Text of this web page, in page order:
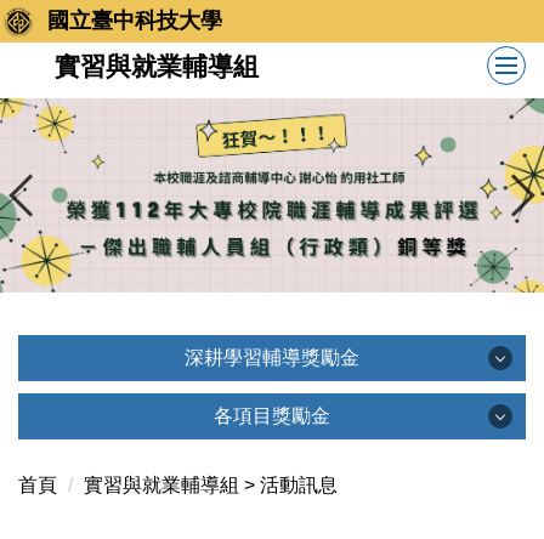
跳
到
要
區
國立臺中科技大學
實習與就業輔導組
深耕學習輔導獎勵金
深耕學習輔導獎勵金
最新消息
各項目獎勵金
各項目獎勵金
首頁 實習與就業輔導組 > 活動訊息